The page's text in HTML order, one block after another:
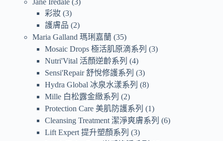
Jane Iredale 3
彩妝 3
護膚品
2
Maria Galland 瑪琍嘉蘭 35
Mosaic Drops 極活肌原滴系列
3
Nutri'Vital 活顏逆齡系列
4
Sensi'Repair 舒悅修護系列
3
Hydra Global 冰泉水漾系列
8
Mille 白松露金緻系列
2
Protection Care 美肌防護系列
1
Cleansing Treatment 潔淨爽膚系列
6
Lift Expert 提升塑顏系列
3